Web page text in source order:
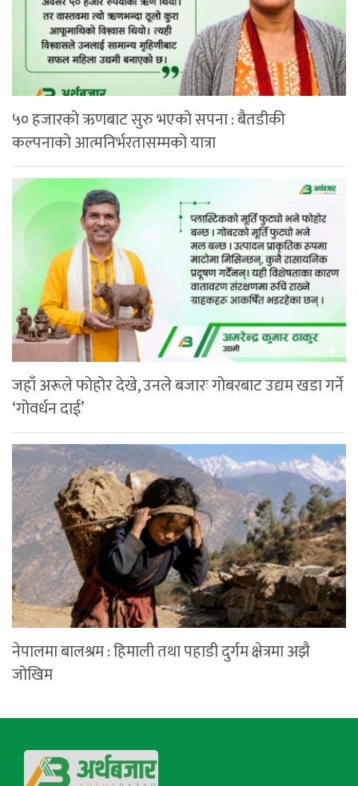
५० हजारको ऋणबाट सुरु भएको सपना : बैतडीकी
कल्पनाको आत्मनिर्भरतासम्मको यात्रा
जहाँ अरूले फोहोर देखे, उनले बजारः गोबरबाट उद्यम खडा गर्ने
‘गोवर्धन दाई’
नेपालमा बालश्रम : हिमाली तथा पहाडी दुर्गम क्षेत्रमा अझै
जोखिम